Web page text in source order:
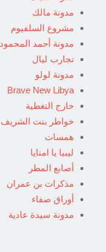
مدونة مالك
مشروع السلفيوم
مدونة أحمد
تجارب ليال
مدونة لولو
Brave New Libya
خارج التغطية
خواطر بنت الشريف
همسات
ليبيا يا امنايا
أصابع المطر
مذكرات بن عمران
أوراق صفاء
مدونة سيدة عادية